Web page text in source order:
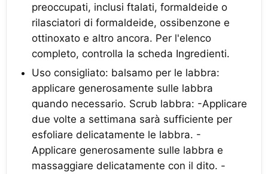
preoccupati, inclusi ftalati, formaldeide o
rilasciatori di formaldeide, ossibenzone e
ottinoxato e altro ancora. Per l'elenco
completo, controlla la scheda Ingredienti.
Uso consigliato: balsamo per le labbra:
applicare generosamente sulle labbra
quando necessario. Scrub labbra: -Applicare
due volte a settimana sarà sufficiente per
esfoliare delicatamente le labbra. -
Applicare generosamente sulle labbra e
massaggiare delicatamente con il dito. -